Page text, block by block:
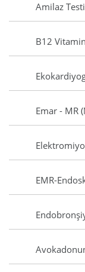
Amilaz Testi
B12
Emar - MR
EMR-